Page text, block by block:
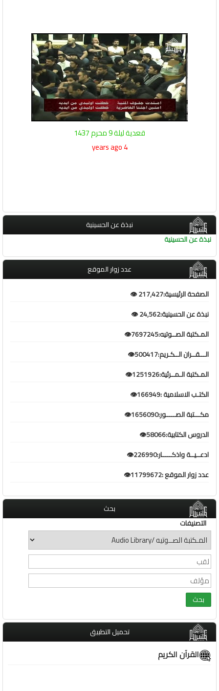
قعدية ليلة 9 محرم 1437
4 years ago
نبذة عن الحسينية
نبذة عن الحسينية
عدد زوار الموقع
الصفحة الرئيسية:217,427 👁️
نبذة عن الحسينية:24,562 👁️
المـكتبة الصــوتيه:7697245👁️
الـــقــران الــكـريم:500417👁️
المـكتبة الـمــرئية:1251926👁️
الكتـب الاسلامية :166949👁️
مكـــتبة الصـــــور:1656090👁️
الدروس الكتابية:58066👁️
ادعــيــة واذكـــــار:226990👁️
عدد زوار الموقع :11799672👁️
بحث
التصنيفات
تحميل التطبيق
القرآن الكريم